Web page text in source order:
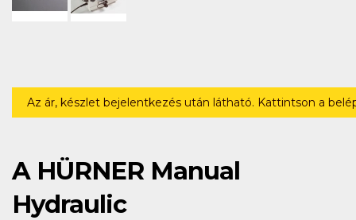
Az ár, készlet bejelentkezés után látható. Kattintson a
A HÜRNER Manual
Hydraulic